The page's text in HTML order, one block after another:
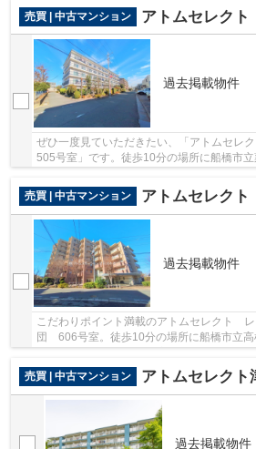
売買 | 中古マンション
アトムセレクト 秀和薬
過去掲載物件
ぜひ一度見ていただきたい、「アトムセレ
505号室」です。徒歩10分の場所に船橋市立
売買 | 中古マンション
アトムセレクト レクセル
過去掲載物件
こだわりポイント満載のアトムセレクト
団 606号室。徒歩10分の場所に船橋市立高
売買 | 中古マンション
アトムセレクト津田沼グリー
過去掲載物件